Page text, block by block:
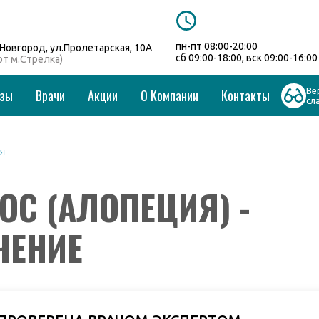
ул.Пролетарская, 10А
м.Стрелка)
пн-пт 08:00-20:00
сб 09:00-18:00, вск 09:00-16:00
Врачи Акции О Компании Контакты
(АЛОПЕЦИЯ) -